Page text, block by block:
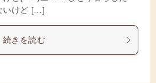
いけど […]
続きを読む